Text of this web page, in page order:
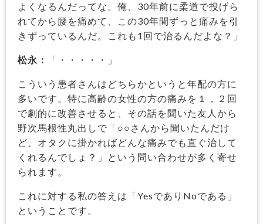
よくなるんだってな。俺、30年前に柔道で投げら
れてから腰を痛めて、この30年間ずっと痛みを引
きずっているんだ。これも1回で治るんだよな？」
松永： 「・・・・・」
こういう患者さんはどちらかというと年配の方に
多いです。特に高齢の女性の方の痛みを１，２回
で劇的に改善させると、その話を聞いた友人から
野次馬根性丸出しで「○○さんから聞いたんだけ
ど、オタクに掛かればどんな痛みでも直ぐ治して
くれるんでしょ？」という問い合わせが多く寄せ
られます。
これに対する私の答えは「YesでありNoである」
ということです。